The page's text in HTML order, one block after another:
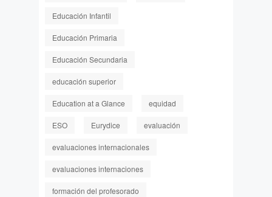
Educación Infantil
Educación Primaria
Educación Secundaria
educación superior
Education at a Glance equidad
ESO Eurydice evaluación
evaluaciones internacionales
evaluaciones internaciones
formación del profesorado